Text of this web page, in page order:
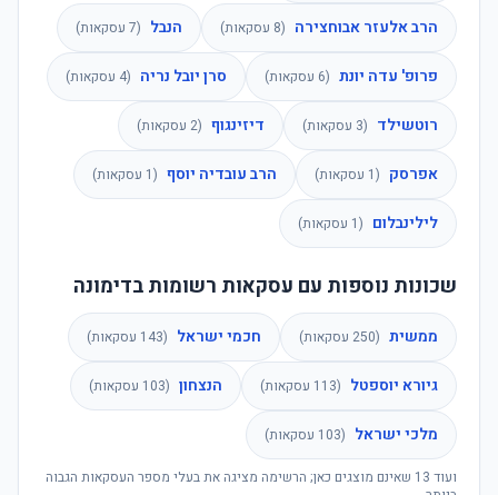
הרב אלעזר אבוחצירה (
8 עסקאות) הנבל (
7 עסקאות)
פרופ' עדה יונת (
6 עסקאות) סרן יובל נריה (
4 עסקאות)
רוטשילד (
3 עסקאות) דיזינגוף (
2 עסקאות)
אפרסק (
1 עסקאות) הרב עובדיה יוסף (
1 עסקאות)
לילינבלום (
1 עסקאות)
שכונות נוספות עם עסקאות רשומות בדימונה
ממשית (
250 עסקאות) חכמי ישראל (
143 עסקאות)
גיורא יוספטל (
113 עסקאות) הנצחון (
103 עסקאות)
מלכי ישראל (
103 עסקאות)
ועוד 13 שאינם מוצגים כאן; הרשימה מציגה את בעלי מספר העסקאות הגבוה